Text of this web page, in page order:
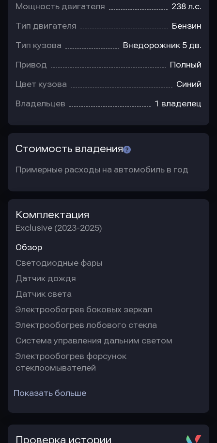
Мощность двигателя 238 л.с.
Тип двигателя Бензин
Тип кузова Внедорожник 5 дв.
Привод Полный
Цвет кузова Синий
Владельцев 1 владелец
Стоимость владения
Примерные расходы на автомобиль в год
Комплектация
Exclusive (2023-2025)
Обзор
Светодиодные фары
Датчик дождя
Датчик света
Электрообогрев боковых зеркал
Электрообогрев лобового стекла
Система управления дальним светом
Электрообогрев форсунок
стеклоомывателей
Показать больше
Проверка истории